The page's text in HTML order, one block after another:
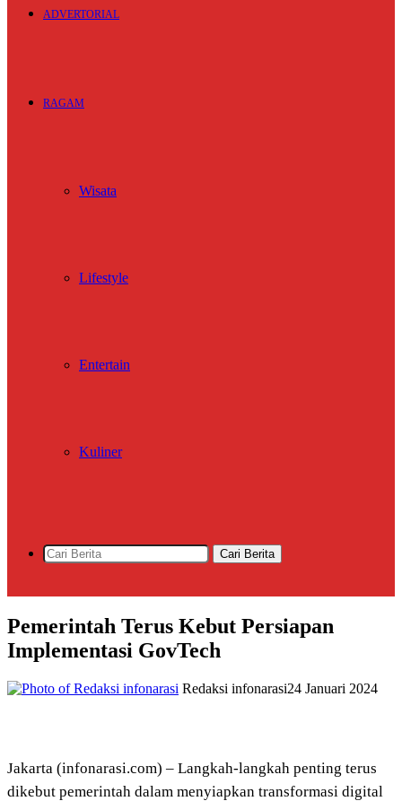
ADVERTORIAL
RAGAM
Wisata
Lifestyle
Entertain
Kuliner
Cari Berita
Pemerintah Terus Kebut Persiapan
Implementasi GovTech
Redaksi infonarasi24 Januari 2024
Jakarta (infonarasi.com) – Langkah-langkah penting terus
dikebut pemerintah dalam menyiapkan transformasi digital